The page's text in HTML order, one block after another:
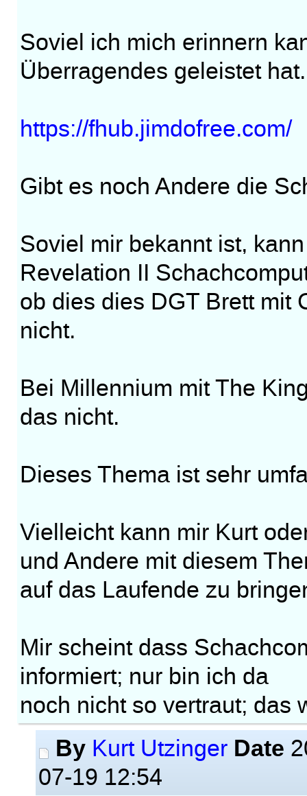
Soviel ich mich erinnern
Überragendes geleistet hat.
https://fhub.jimdofree.com/
Gibt es noch Andere die
Soviel mir bekannt ist,
Revelation II
ob dies dies DGT Brett mit
nicht.
Bei Millennium mit The
das nicht.
Dieses Thema ist sehr
Vielleicht kann mir Kurt
und Andere mit diesem
auf das Laufende zu
Mir scheint dass
informiert; nur bin ich da
noch nicht so vertraut; das
By Kurt Utzinger Date
07-19 12:54